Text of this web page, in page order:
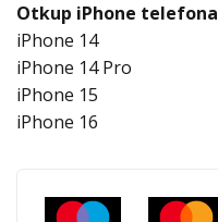
Otkup iPhone telefona
iPhone 14
iPhone 14 Pro
iPhone 15
iPhone 16